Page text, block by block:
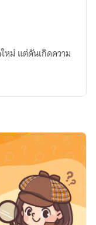
หม่ แต่ดันเกิดความ